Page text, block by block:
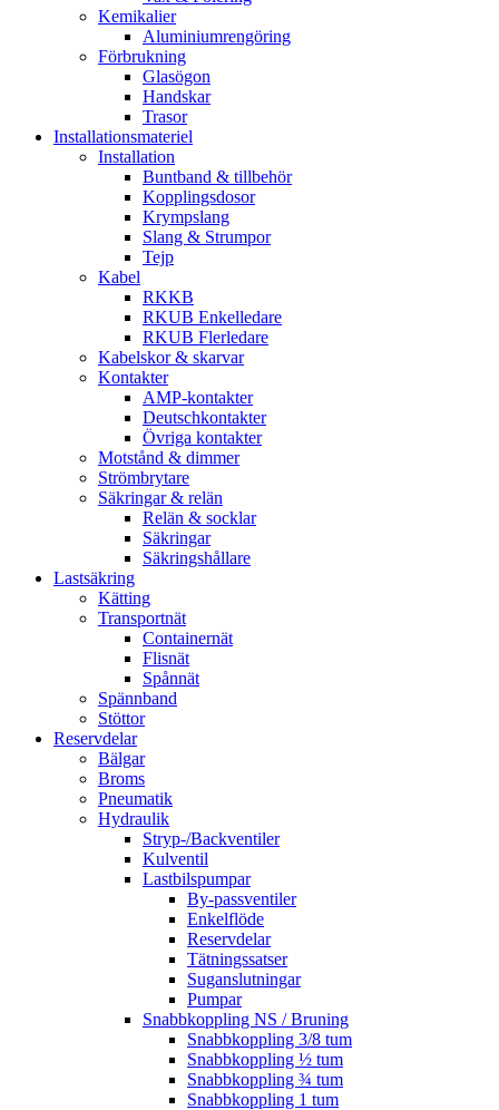
Kemikalier
Aluminiumrengöring
Förbrukning
Glasögon
Handskar
Trasor
Installationsmateriel
Installation
Buntband & tillbehör
Kopplingsdosor
Krympslang
Slang & Strumpor
Tejp
Kabel
RKKB
RKUB Enkelledare
RKUB Flerledare
Kabelskor & skarvar
Kontakter
AMP-kontakter
Deutschkontakter
Övriga kontakter
Motstånd & dimmer
Strömbrytare
Säkringar & relän
Relän & socklar
Säkringar
Säkringshållare
Lastsäkring
Kätting
Transportnät
Containernät
Flisnät
Spånnät
Spännband
Stöttor
Reservdelar
Bälgar
Broms
Pneumatik
Hydraulik
Stryp-/Backventiler
Kulventil
Lastbilspumpar
By-passventiler
Enkelflöde
Reservdelar
Tätningssatser
Suganslutningar
Pumpar
Snabbkoppling NS / Bruning
Snabbkoppling 3/8 tum
Snabbkoppling ½ tum
Snabbkoppling ¾ tum
Snabbkoppling 1 tum